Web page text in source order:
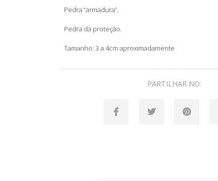
Pedra “armadura”.
Pedra da proteção.
Tamanho: 3 a 4cm aproximadamente
PARTILHAR NO: